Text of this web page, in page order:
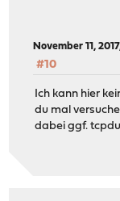
November 11,
#10
Ich kann hier
du mal
dabei ggf.